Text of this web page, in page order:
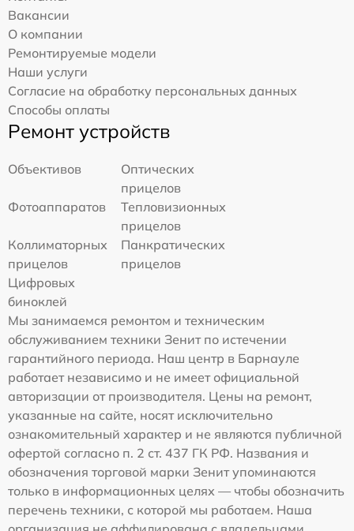
Вакансии
О компании
Ремонтируемые модели
Наши услуги
Согласие на обработку персональных данных
Способы оплаты
Ремонт устройств
Объективов
Оптических
прицелов
Фотоаппаратов
Тепловизионных
прицелов
Коллиматорных
прицелов
Панкратических
прицелов
Цифровых
биноклей
Мы занимаемся ремонтом и техническим
обслуживанием техники Зенит по истечении
гарантийного периода. Наш центр в Барнауле
работает независимо и не имеет официальной
авторизации от производителя. Цены на ремонт,
указанные на сайте, носят исключительно
ознакомительный характер и не являются публичной
офертой согласно п. 2 ст. 437 ГК РФ. Названия и
обозначения торговой марки Зенит упоминаются
только в информационных целях — чтобы обозначить
перечень техники, с которой мы работаем. Наша